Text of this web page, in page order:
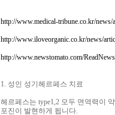
http://www.medical-tribune.co.kr/
http://www.iloveorganic.co.kr/news/
http://www.newstomato.com/
1. 성인 성기헤르페스 치료
헤르페스는 type1,2 모두 면역력이
포진이 발현하게 됩니다.